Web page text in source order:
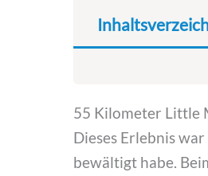
55 Kilometer Little
Dieses Erlebnis
bewältigt habe.